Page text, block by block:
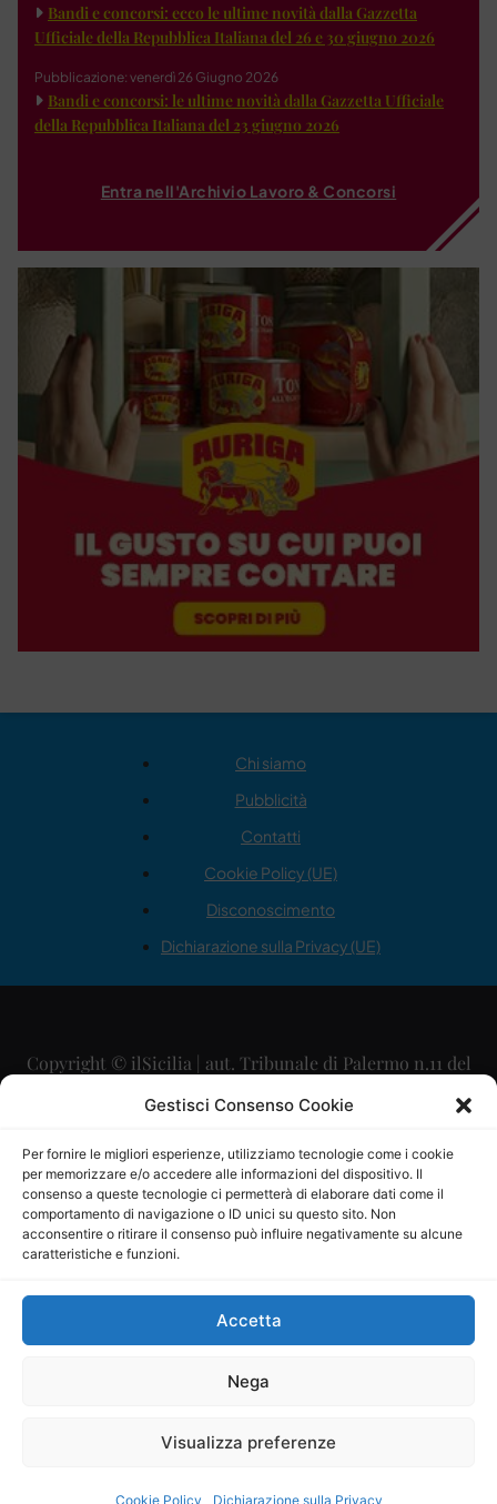
Gestisci Consenso Cookie
Per fornire le migliori esperienze, utilizziamo tecnologie come i cookie
per memorizzare e/o accedere alle informazioni del dispositivo. Il
consenso a queste tecnologie ci permetterà di elaborare dati come il
comportamento di navigazione o ID unici su questo sito. Non
acconsentire o ritirare il consenso può influire negativamente su alcune
caratteristiche e funzioni.
Accetta
Nega
Visualizza preferenze
Cookie Policy Dichiarazione sulla Privacy
Bandi e concorsi: ecco le ultime novità dalla Gazzetta
Ufficiale della Repubblica Italiana del 26 e 30 giugno 2026
Pubblicazione: venerdì 26 Giugno 2026
Bandi e concorsi: le ultime novità dalla Gazzetta Ufficiale
della Repubblica Italiana del 23 giugno 2026
Entra nell'Archivio Lavoro & Concorsi
Chi siamo
Pubblicità
Contatti
Cookie Policy (UE)
Disconoscimento
Dichiarazione sulla Privacy (UE)
Copyright © ilSicilia | aut. Tribunale di Palermo n.11 del
29/09/2015
Direttore Editoriale: Maurizio Scaglione
Direttore Responsabile: Maria Calabrese
P.IVA: 06334930820
Mercurio Comunicazione Società Cooperativa a r.l. è
iscritta al Registro degli Operatori di Comunicazione al
Sito gestito daLa Digitale srl–info@ladigitale.it